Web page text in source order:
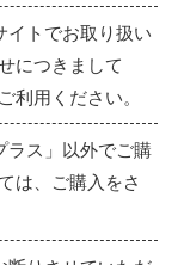
イトでお取り扱い
につきまして
利用ください。
ラス」以外でご購
は、ご購入をさ